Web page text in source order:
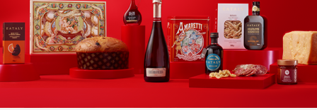
Santu Predu
Savini Tartufi
Sicily Food